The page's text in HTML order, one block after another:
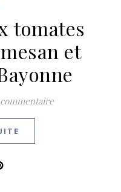
tomates
et